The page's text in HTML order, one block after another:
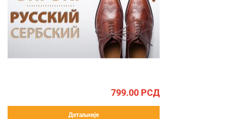
799.00 РСД
Детаљније